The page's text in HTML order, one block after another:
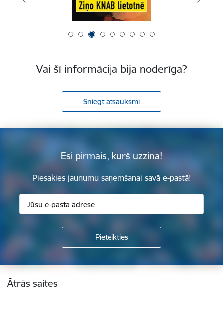
Vai šī informācija bija noderīga?
Sniegt atsauksmi
Esi pirmais, kurš uzzina!
Piesakies jaunumu saņemšanai savā e-pastā!
Kājene
Ātrās saites